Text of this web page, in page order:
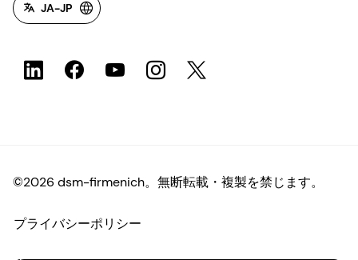
JA-JP
©2026 dsm-firmenich。無断転載・複製を禁じます。
プライバシーポリシー